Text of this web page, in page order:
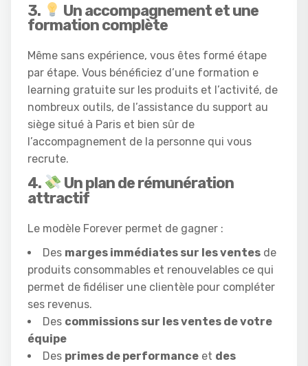
3.
Un accompagnement et une
formation complète
Même sans expérience, vous êtes formé étape
par étape. Vous bénéficiez d’une formation e
learning gratuite sur les produits et l’activité, de
nombreux outils, de l’assistance du support au
siège situé à Paris et bien sûr de
l’accompagnement de la personne qui vous
recrute.
4.
Un plan de rémunération
attractif
Le modèle Forever permet de gagner :
Des marges immédiates sur les ventes de
produits consommables et renouvelables ce qui
permet de fidéliser une clientèle pour compléter
ses revenus.
Des commissions sur les ventes de votre
équipe
Des primes de performance et des